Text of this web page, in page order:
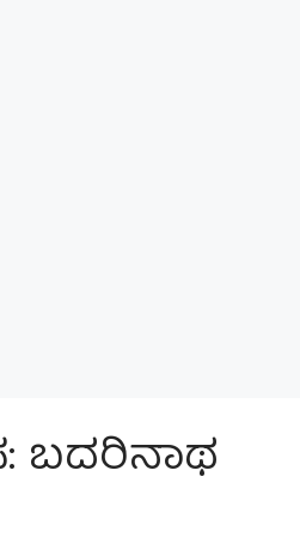
ಬದರಿನಾಥ